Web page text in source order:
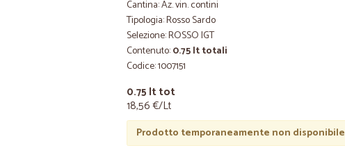
Cantina: Az. vin. contini
Tipologia: Rosso Sardo
Selezione: ROSSO IGT
Contenuto:0.75 lt totali
Codice: 1007151
0.75 lt tot
18,56 €/Lt
Prodotto temporaneamente non disponibile